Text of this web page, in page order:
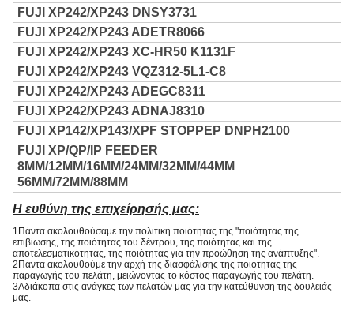
FUJI XP242/XP243 DNSY3731
FUJI XP242/XP243 ADETR8066
FUJI XP242/XP243 XC-HR50 K1131F
FUJI XP242/XP243 VQZ312-5L1-C8
FUJI XP242/XP243 ADEGC8311
FUJI XP242/XP243 ADNAJ8310
FUJI XP142/XP143/XPF STOPPEP DNPH2100
FUJI XP/QP/IP FEEDER
8MM/12MM/16MM/24MM/32MM/44MM
56MM/72MM/88MM
Η ευθύνη της επιχείρησής μας:
1Πάντα ακολουθούσαμε την πολιτική ποιότητας της "ποιότητας της
επιβίωσης, της ποιότητας του δέντρου, της ποιότητας και της
αποτελεσματικότητας, της ποιότητας για την προώθηση της ανάπτυξης".
2Πάντα ακολουθούμε την αρχή της διασφάλισης της ποιότητας της
παραγωγής του πελάτη, μειώνοντας το κόστος παραγωγής του πελάτη.
3Αδιάκοπα στις ανάγκες των πελατών μας για την κατεύθυνση της δουλειάς
μας.